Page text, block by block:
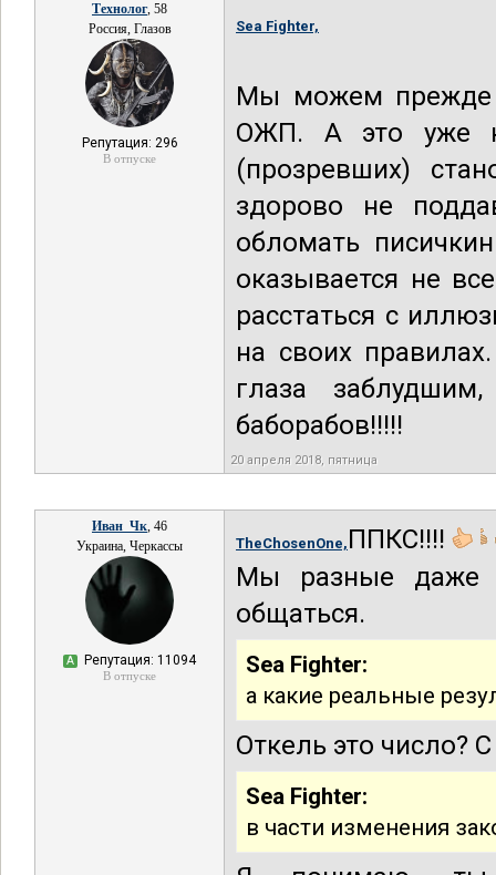
Технолог, 58
Россия, Глазов
Репутация: 296
В отпуске
Sea Fighter,
Мы можем прежде
ОЖП. А это уже
(прозревших)
здорово не
обломать
оказывается не
расстаться с
на своих
глаза
баборабов!!!!!
20 апреля 2018, пятница
Иван_Чк, 46
Украина, Черкассы
А Репутация: 11094
В отпуске
TheChosenOne, ППКС!!!!
Мы разные даже
общаться.
Sea Fighter:
а какие реальные
Откель это число?
Sea Fighter:
в части изменения